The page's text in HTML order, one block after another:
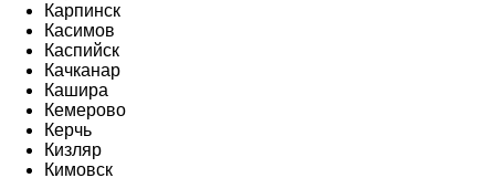
Карпинск
Касимов
Каспийск
Качканар
Кашира
Кемерово
Керчь
Кизляр
Кимовск